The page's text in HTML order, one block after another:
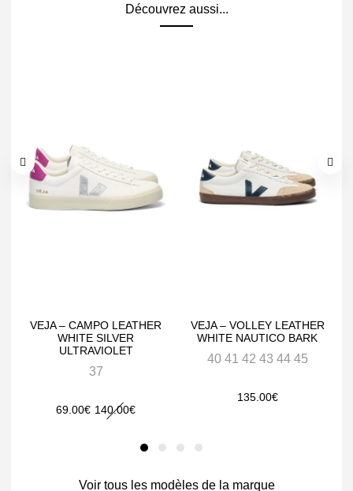
Découvrez aussi...
VEJA – CAMPO LEATHER
WHITE SILVER
ULTRAVIOLET
37
140.00€
Le
69.00€ Le
VEJA – VOLLEY LEATHER
WHITE NAUTICO BARK
40 41 42 43 44 45
135.00€
Voir tous les modèles de la marque